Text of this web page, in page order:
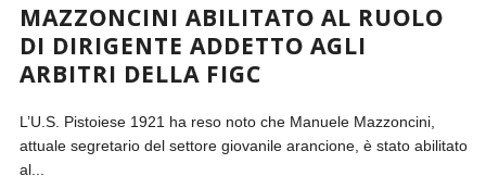
MAZZONCINI ABILITATO AL RUOLO
DI DIRIGENTE ADDETTO AGLI
ARBITRI DELLA FIGC
L’U.S. Pistoiese 1921 ha reso noto che Manuele Mazzoncini,
attuale segretario del settore giovanile arancione, è stato abilitato
al...